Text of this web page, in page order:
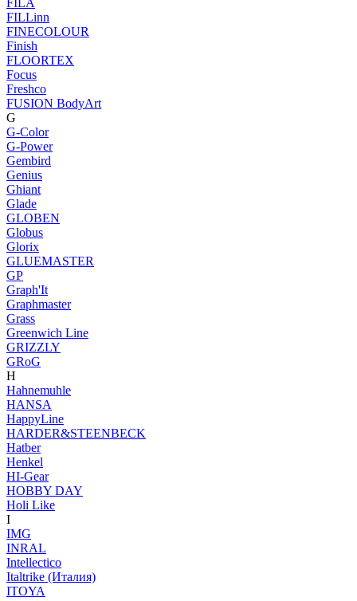
FILA
FILLinn
FINECOLOUR
Finish
FLOORTEX
Focus
Freshco
FUSION BodyArt
G
G-Color
G-Power
Gembird
Genius
Ghiant
Glade
GLOBEN
Globus
Glorix
GLUEMASTER
GP
Graph'It
Graphmaster
Grass
Greenwich Line
GRIZZLY
GRoG
H
Hahnemuhle
HANSA
HappyLine
HARDER&STEENBECK
Hatber
Henkel
HI-Gear
HOBBY DAY
Holi Like
I
IMG
INRAL
Intellectico
Italtrike (Италия)
ITOYA